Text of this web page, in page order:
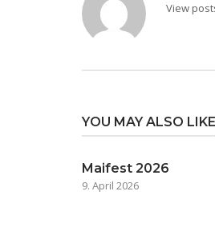
View
YOU MAY ALSO LIKE
Maifest 2026
9. April 2026